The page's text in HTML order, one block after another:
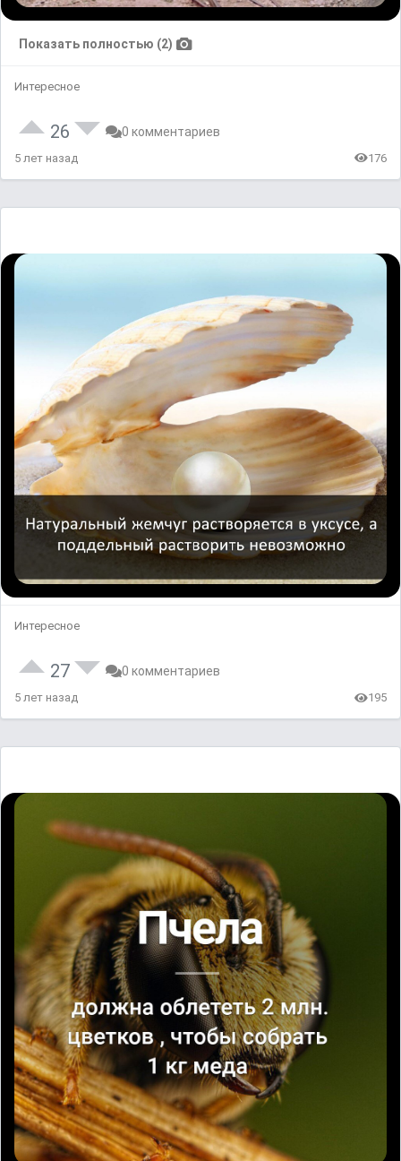
Показать полностью (2)
Интересное
26 0 комментариев
5 лет назад 176
Интересное
27 0 комментариев
5 лет назад 195